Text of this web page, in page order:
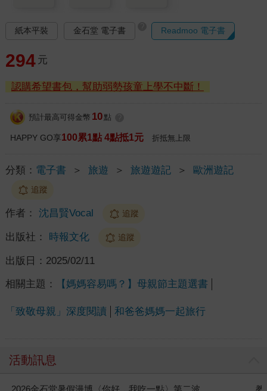
紙本平裝 金石堂 電子書 Readmoo 電子書
294 元
認購希望書包，幫助弱勢孩童上學不中斷！
預計最高可得金幣 10 點
HAPPY GO享100累1點 4點抵1元 折抵無上限
分類： 電子書 ＞ 旅遊 ＞ 旅遊遊記 ＞ 歐洲遊記
追蹤
作者： 沈昌賢Vocal 追蹤
出版社： 時報文化 追蹤
出版日： 2025/02/11
相關主題： 【媽媽容易嗎？】母親節主題選書
「致敬母親」深度閱讀 和爸爸媽媽一起旅行
活動訊息
教場電影版